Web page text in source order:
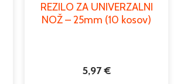
REZILO ZA UNIVERZALNI
NOŽ – 25mm (10 kosov)
5,97€